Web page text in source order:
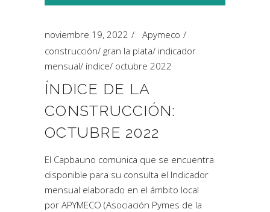
noviembre 19, 2022
Apymeco
construcción/ gran la plata/ indicador
mensual/ índice/ octubre 2022
ÍNDICE DE LA
CONSTRUCCIÓN:
OCTUBRE 2022
El Capbauno comunica que se encuentra
disponible para su consulta el Indicador
mensual elaborado en el ámbito local
por APYMECO (Asociación Pymes de la